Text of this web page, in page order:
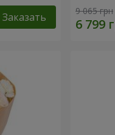
Заказать 9 065 грн